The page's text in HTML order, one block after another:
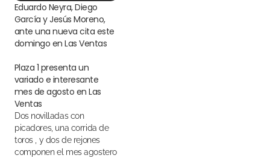
Eduardo Neyra, Diego
García y Jesús Moreno,
ante una nueva cita este
domingo en Las Ventas
Plaza 1 presenta un
variado e interesante
mes de agosto en Las
Ventas
Dos novilladas con
picadores, una corrida de
toros , y dos de rejones
componen el mes agostero